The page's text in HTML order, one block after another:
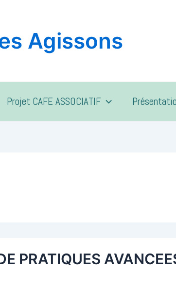
Agissons
Projet CAFE ASSOCIATIF
PRATIQUES